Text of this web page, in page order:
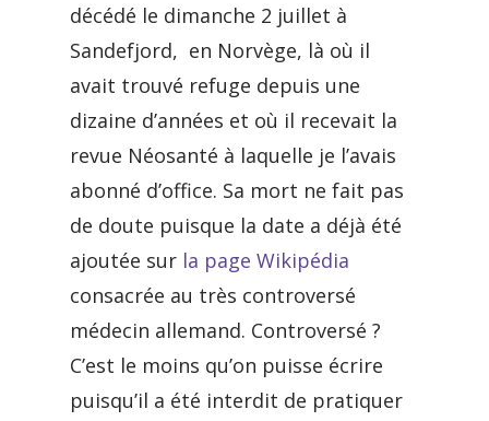
décédé le dimanche 2 juillet à
Sandefjord, en Norvège, là où il
avait trouvé refuge depuis une
dizaine d’années et où il recevait la
revue Néosanté à laquelle je l’avais
abonné d’office. Sa mort ne fait pas
de doute puisque la date a déjà été
ajoutée sur la page Wikipédia
consacrée au très controversé
médecin allemand. Controversé ?
C’est le moins qu’on puisse écrire
puisqu’il a été interdit de pratiquer